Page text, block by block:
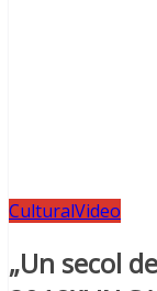
CulturalVideo
„Un secol